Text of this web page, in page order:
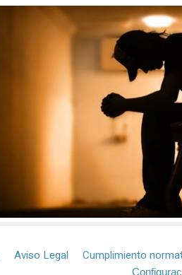
Aviso Legal Cumplimiento